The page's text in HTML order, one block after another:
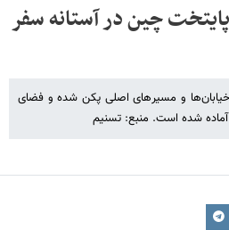
چین در آستانه سفر
و مسیرهای اصلی پکن شده و فضای
شده است. منبع: تسنیم